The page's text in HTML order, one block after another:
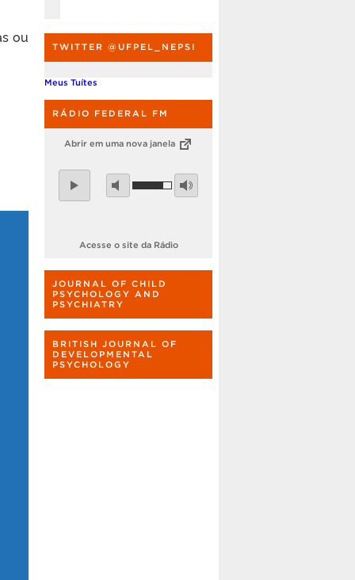
ou
TWITTER @UFPEL_NEPSI
Meus Tuítes
RÁDIO FEDERAL FM
Abrir em uma nova janela
Acesse o site da Rádio
JOURNAL OF CHILD
PSYCHOLOGY AND
PSYCHIATRY
BRITISH JOURNAL OF
DEVELOPMENTAL
PSYCHOLOGY